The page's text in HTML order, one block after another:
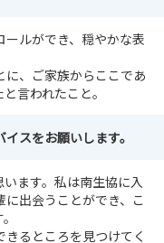
ルができ、穏やかな表
、ご家族からここであ
言われたこと。
スをお願いします。
ます。私は南生協に入
出会うことができ、こ
るところを見つけてく